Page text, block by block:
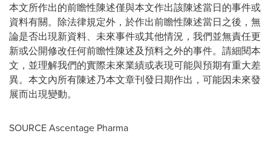
本文所作出的前瞻性陳述僅與本文作出該陳述當日的事件或
資料有關。除法律規定外，於作出前瞻性陳述當日之後，無
論是否出現新資料、未來事件或其他情況，我們並無責任更
新或公開修改任何前瞻性陳述及預料之外的事件。請細閱本
文，並理解我們的實際未來業績或表現可能與預期有重大差
異。本文內所有陳述乃本文章刊發日期作出，可能因未來發
展而出現變動。
SOURCE Ascentage Pharma